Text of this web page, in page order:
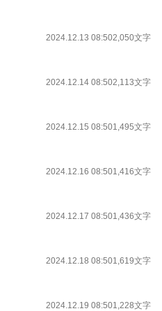
2024.12.13 08:502,050文字
2024.12.14 08:502,113文字
2024.12.15 08:501,495文字
2024.12.16 08:501,416文字
2024.12.17 08:501,436文字
2024.12.18 08:501,619文字
2024.12.19 08:501,228文字